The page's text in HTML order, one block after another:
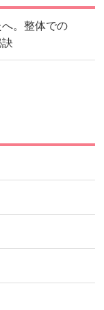
。整体での